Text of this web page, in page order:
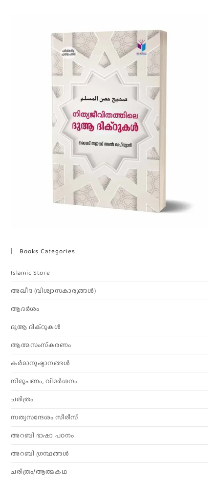
Books Categories
Islamic Store
അഖീദ (വിശ്വാസകാര്യങ്ങള്‍)
ആദര്‍ശം
ദുആ ദിക്റുകൾ
ആത്മസംസ്‌കരണം
കര്‍മാനുഷ്ഠാനങ്ങള്‍
നിരൂപണം, വിമര്‍ശനം
ചരിത്രം
സത്യസന്ദേശം സീരീസ്
അറബി ഭാഷാ പഠനം
അറബി ഗ്രന്ഥങ്ങൾ
ചരിത്രം/ആത്മകഥ